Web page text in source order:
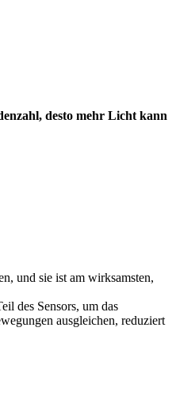
desto mehr Licht kann
und sie ist am wirksamsten,
des Sensors, um das
ausgleichen, reduziert